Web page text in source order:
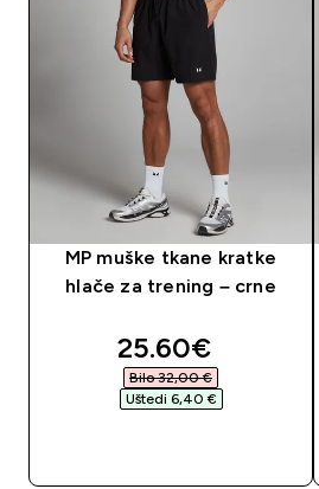
MP muške tkane kratke
hlače za trening – crne
discounted price
25.60€‎
Bilo 32,00 €‎
Uštedi 6,40 €‎